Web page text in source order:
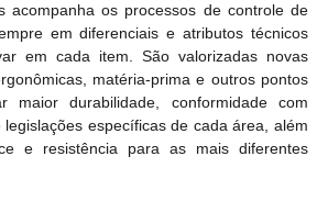
acompanha os processos de controle de
em diferenciais e atributos técnicos
em cada item. São valorizadas novas
matéria-prima e outros pontos
maior durabilidade, conformidade com
específicas de cada área, além
e resistência para as mais diferentes